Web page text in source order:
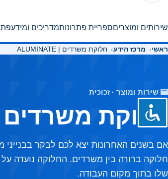
שירותים ומוצריםספריית פתרונותמדריכים ומידע
ראשי מרכז הידע חלוקת משרדים | ALUMINATE
שירות ומוצר · זכוכית
חלוקת משרדים
אם בשנים האחרונות יצא לכם לבקר
חלוקה ברורה בין משרדים. החלוקה נועדה
שלו בתוך מקום העבודה.